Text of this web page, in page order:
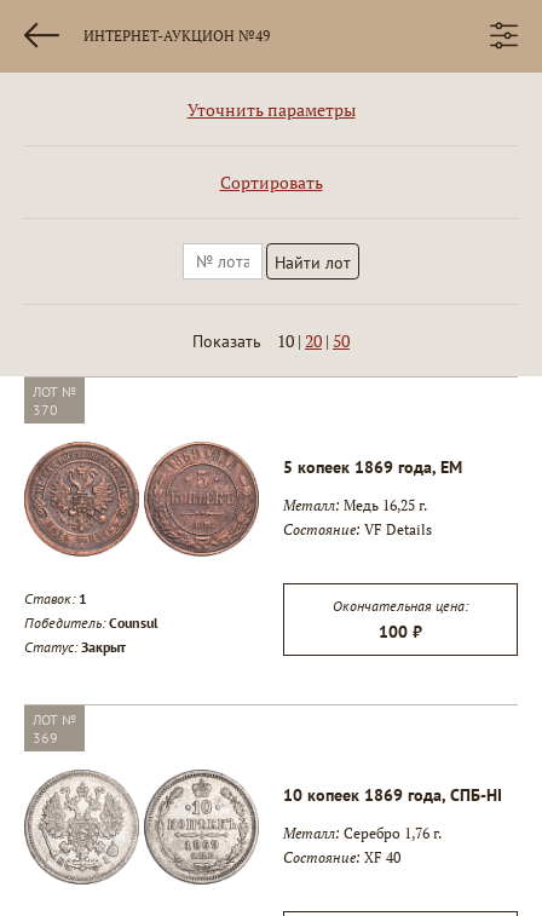
ИНТЕРНЕТ-АУКЦИОН №49
Уточнить параметры
Сортировать
Показать 10 | 20 | 50
ЛОТ №
370
5 копеек 1869 года, ЕМ
Металл: Медь 16,25 г.
Состояние: VF Details
Ставок: 1
Победитель: Counsul
Статус:Закрыт
Окончательная цена:
100 ₽
ЛОТ №
369
10 копеек 1869 года, СПБ-НI
Металл: Серебро 1,76 г.
Состояние: XF 40